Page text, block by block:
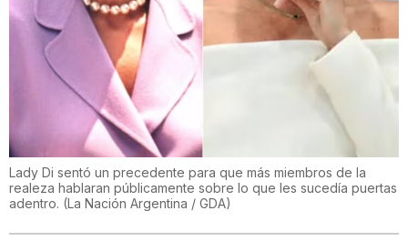
Lady Di sentó un precedente para que más miembros de la
realeza hablaran públicamente sobre lo que les sucedía puertas
adentro. (La Nación Argentina / GDA)